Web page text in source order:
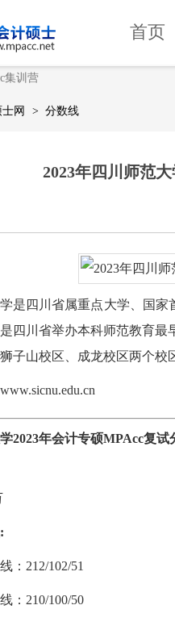
首页
网 > 分数线
2023年四川师范
是四川省属重点大学、国
四川省举办本科师范教育
子山校区、成龙校区两个校
2023年会计专硕MPAcc复试
：212/102/51
：210/100/50